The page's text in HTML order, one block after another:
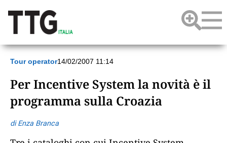
Tour operator14/02/2007 11:14
Per Incentive System la novità è il
programma sulla Croazia
di Enza Branca